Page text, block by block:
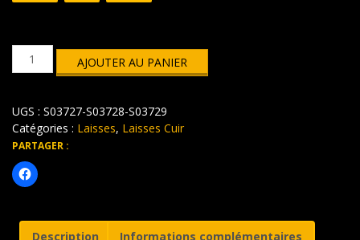
quantité
cuir
marron
avec
poignée
AJOUTER AU PANIER
UGS : S03727-S03728-S03729
Catégories : Laisses, Laisses Cuir
PARTAGER :
Description Informations complémentaires